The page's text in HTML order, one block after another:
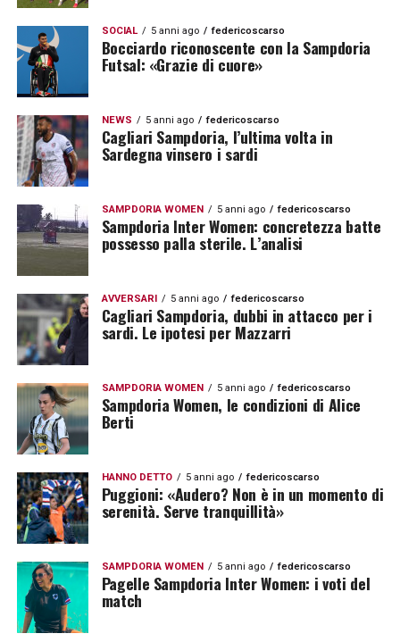
SOCIAL 5 anni ago federicoscarso
Bocciardo riconoscente con la Sampdoria
Futsal: «Grazie di cuore»
NEWS 5 anni ago federicoscarso
Cagliari Sampdoria, l’ultima volta in
Sardegna vinsero i sardi
SAMPDORIA WOMEN 5 anni ago federicoscarso
Sampdoria Inter Women: concretezza batte
possesso palla sterile. L’analisi
AVVERSARI 5 anni ago federicoscarso
Cagliari Sampdoria, dubbi in attacco per i
sardi. Le ipotesi per Mazzarri
SAMPDORIA WOMEN 5 anni ago federicoscarso
Sampdoria Women, le condizioni di Alice
Berti
HANNO DETTO 5 anni ago federicoscarso
Puggioni: «Audero? Non è in un momento di
serenità. Serve tranquillità»
SAMPDORIA WOMEN 5 anni ago federicoscarso
Pagelle Sampdoria Inter Women: i voti del
match